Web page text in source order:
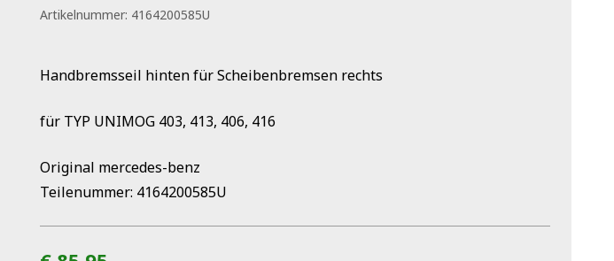
Artikelnummer: 4164200585U
Handbremsseil hinten für Scheibenbremsen rechts
für TYP UNIMOG 403, 413, 406, 416
Original mercedes-benz
Teilenummer: 4164200585U